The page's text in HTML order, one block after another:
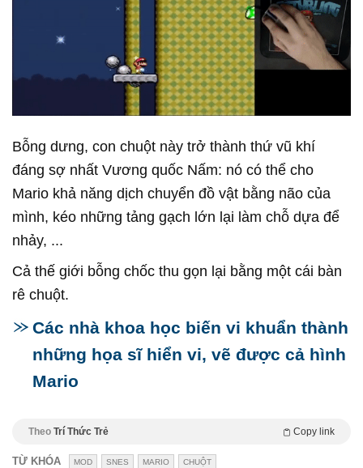
Bỗng dưng, con chuột này trở thành thứ vũ khí
đáng sợ nhất Vương quốc Nấm: nó có thể cho
Mario khả năng dịch chuyển đồ vật bằng não của
mình, kéo những tảng gạch lớn lại làm chỗ dựa để
nhảy, ...
Cả thế giới bỗng chốc thu gọn lại bằng một cái bàn
rê chuột.
Các nhà khoa học biến vi khuẩn thành
những họa sĩ hiển vi, vẽ được cả hình
Mario
Theo Trí Thức Trẻ Copy link
TỪ KHÓA MOD SNES MARIO CHUỘT